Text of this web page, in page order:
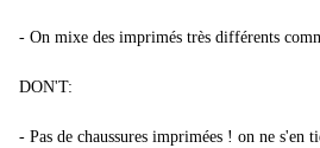
- On mixe des imprimés très différents
DON'T:
- Pas de chaussures imprimées ! on ne s'en